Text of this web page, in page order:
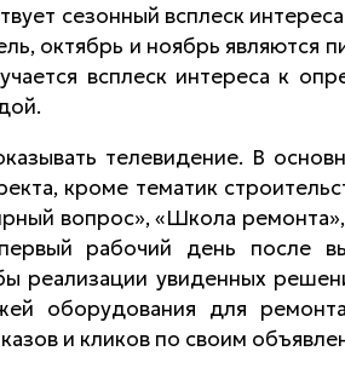
сезонный всплеск
октябрь и ноябрь являются
всплеск интереса к
телевидение. В
кроме тематик
вопрос», «Школа
рабочий день после
реализации увиденных
оборудования для
и кликов по своим